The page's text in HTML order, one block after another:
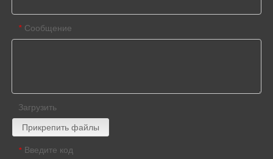
* Сообщение
Загрузить
Прикрепить файлы
* Введите код